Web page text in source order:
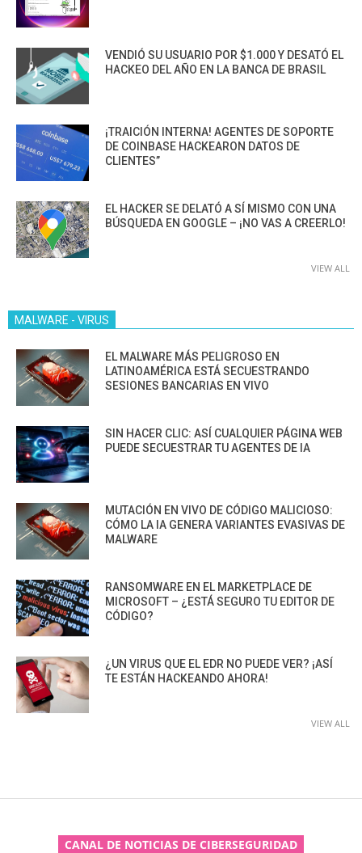
VENDIÓ SU USUARIO POR $1.000 Y DESATÓ EL
HACKEO DEL AÑO EN LA BANCA DE BRASIL
¡TRAICIÓN INTERNA! AGENTES DE SOPORTE
DE COINBASE HACKEARON DATOS DE
CLIENTES”
EL HACKER SE DELATÓ A SÍ MISMO CON UNA
BÚSQUEDA EN GOOGLE – ¡NO VAS A CREERLO!
VIEW ALL
MALWARE - VIRUS
EL MALWARE MÁS PELIGROSO EN
LATINOAMÉRICA ESTÁ SECUESTRANDO
SESIONES BANCARIAS EN VIVO
SIN HACER CLIC: ASÍ CUALQUIER PÁGINA WEB
PUEDE SECUESTRAR TU AGENTES DE IA
MUTACIÓN EN VIVO DE CÓDIGO MALICIOSO:
CÓMO LA IA GENERA VARIANTES EVASIVAS DE
MALWARE
RANSOMWARE EN EL MARKETPLACE DE
MICROSOFT – ¿ESTÁ SEGURO TU EDITOR DE
CÓDIGO?
¿UN VIRUS QUE EL EDR NO PUEDE VER? ¡ASÍ
TE ESTÁN HACKEANDO AHORA!
VIEW ALL
CANAL DE NOTICIAS DE CIBERSEGURIDAD